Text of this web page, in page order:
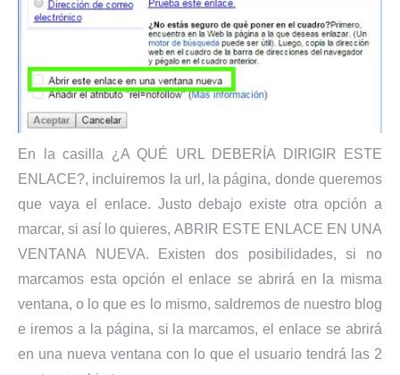
En la casilla ¿A QUÉ URL DEBERÍA DIRIGIR ESTE
ENLACE?, incluiremos la url, la página, donde queremos
que vaya el enlace. Justo debajo existe otra opción a
marcar, si así lo quieres, ABRIR ESTE ENLACE EN UNA
VENTANA NUEVA. Existen dos posibilidades, si no
marcamos esta opción el enlace se abrirá en la misma
ventana, o lo que es lo mismo, saldremos de nuestro blog
e iremos a la página, si la marcamos, el enlace se abrirá
en una nueva ventana con lo que el usuario tendrá las 2